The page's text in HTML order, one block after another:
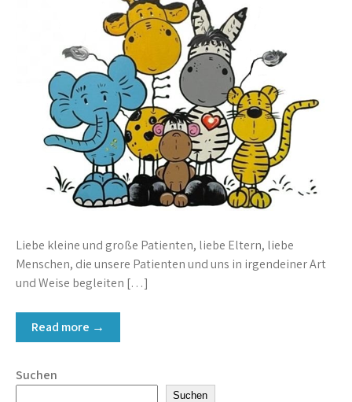
Liebe kleine und große Patienten, liebe Eltern, liebe
Menschen, die unsere Patienten und uns in irgendeiner Art
und Weise begleiten […]
Read more →
Suchen
Suchen